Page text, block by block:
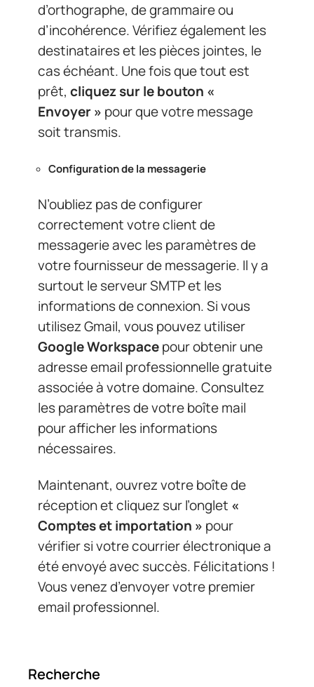
d’orthographe, de grammaire ou
d’incohérence. Vérifiez également les
destinataires et les pièces jointes, le
cas échéant. Une fois que tout est
prêt, cliquez sur le bouton «
Envoyer » pour que votre message
soit transmis.
Configuration de la messagerie
N’oubliez pas de configurer
correctement votre client de
messagerie avec les paramètres de
votre fournisseur de messagerie. Il y a
surtout le serveur SMTP et les
informations de connexion. Si vous
utilisez Gmail, vous pouvez utiliser
Google Workspacepour obtenir une
adresse email professionnelle gratuite
associée à votre domaine. Consultez
les paramètres de votre boîte mail
pour afficher les informations
nécessaires.
Maintenant, ouvrez votre boîte de
réception et cliquez sur l’onglet «
Comptes et importation » pour
vérifier si votre courrier électronique a
été envoyé avec succès. Félicitations !
Vous venez d’envoyer votre premier
email professionnel.
Recherche